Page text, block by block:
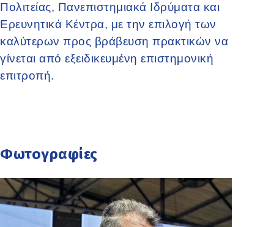
Πολιτείας, Πανεπιστημιακά Ιδρύματα και
Ερευνητικά Κέντρα, με την επιλογή των
καλύτερων προς βράβευση πρακτικών να
γίνεται από εξειδικευμένη επιστημονική
επιτροπή.
Φωτογραφίες